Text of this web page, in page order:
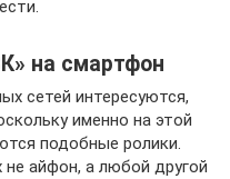
на смартфон
сетей интересуются,
именно на этой
подобные ролики.
не айфон, а любой другой